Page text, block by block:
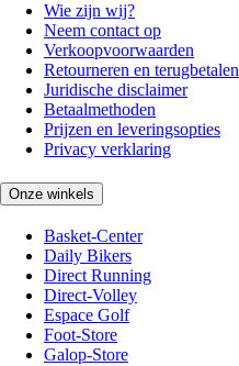
Wie zijn wij?
Neem contact op
Verkoopvoorwaarden
Retourneren en terugbetalen
Juridische disclaimer
Betaalmethoden
Prijzen en leveringsopties
Privacy verklaring
Onze winkels
Basket-Center
Daily Bikers
Direct Running
Direct-Volley
Espace Golf
Foot-Store
Galop-Store